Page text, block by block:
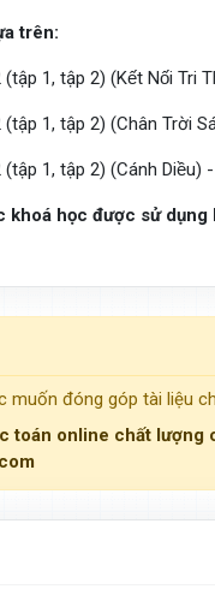
trên:
1, tập 2) (Kết Nối Tri
1, tập 2) (Chân Trời
1, tập 2) (Cánh Diều)
khoá học được sử
muốn đóng góp tài liệu
toán online chất lượng